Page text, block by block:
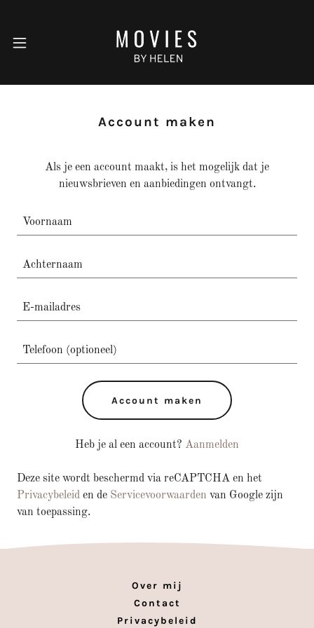
Account maken
Als je een account maakt, is het mogelijk dat je
nieuwsbrieven en aanbiedingen ontvangt.
Account maken
Heb je al een account? Aanmelden
Deze site wordt beschermd via reCAPTCHA en het
Privacybeleid en de Servicevoorwaarden van Google zijn
van toepassing.
Over mij
Contact
Privacybeleid